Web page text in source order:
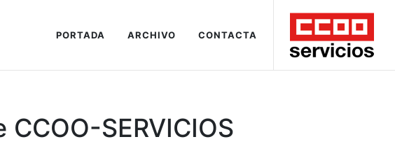
PORTADA ARCHIVO CONTACTA
SERVICIOS